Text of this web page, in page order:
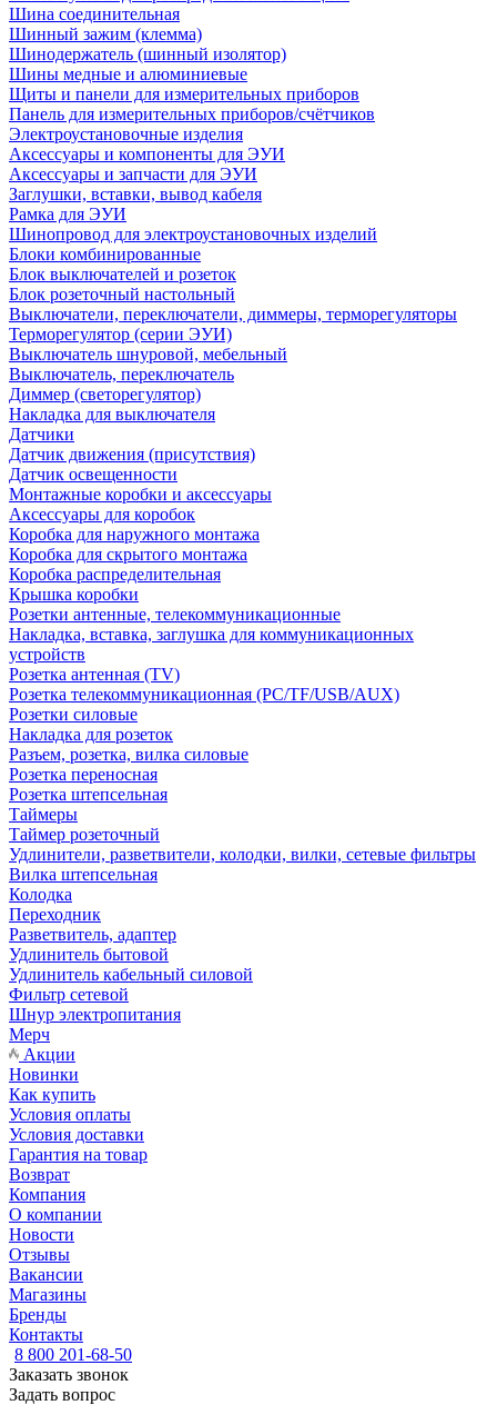
Шина соединительная
Шинный зажим (клемма)
Шинодержатель (шинный изолятор)
Шины медные и алюминиевые
Щиты и панели для измерительных приборов
Панель для измерительных приборов/счётчиков
Электроустановочные изделия
Аксессуары и компоненты для ЭУИ
Аксессуары и запчасти для ЭУИ
Заглушки, вставки, вывод кабеля
Рамка для ЭУИ
Шинопровод для электроустановочных изделий
Блоки комбинированные
Блок выключателей и розеток
Блок розеточный настольный
Выключатели, переключатели, диммеры, терморегуляторы
Терморегулятор (серии ЭУИ)
Выключатель шнуровой, мебельный
Выключатель, переключатель
Диммер (светорегулятор)
Накладка для выключателя
Датчики
Датчик движения (присутствия)
Датчик освещенности
Монтажные коробки и аксессуары
Аксессуары для коробок
Коробка для наружного монтажа
Коробка для скрытого монтажа
Коробка распределительная
Крышка коробки
Розетки антенные, телекоммуникационные
Накладка, вставка, заглушка для коммуникационных
устройств
Розетка антенная (TV)
Розетка телекоммуникационная (PC/TF/USB/AUX)
Розетки силовые
Накладка для розеток
Разъем, розетка, вилка силовые
Розетка переносная
Розетка штепсельная
Таймеры
Таймер розеточный
Удлинители, разветвители, колодки, вилки, сетевые фильтры
Вилка штепсельная
Колодка
Переходник
Разветвитель, адаптер
Удлинитель бытовой
Удлинитель кабельный силовой
Фильтр сетевой
Шнур электропитания
Мерч
Акции
Новинки
Как купить
Условия оплаты
Условия доставки
Гарантия на товар
Возврат
Компания
О компании
Новости
Отзывы
Вакансии
Магазины
Бренды
Контакты
8 800 201-68-50
Заказать звонок
Задать вопрос